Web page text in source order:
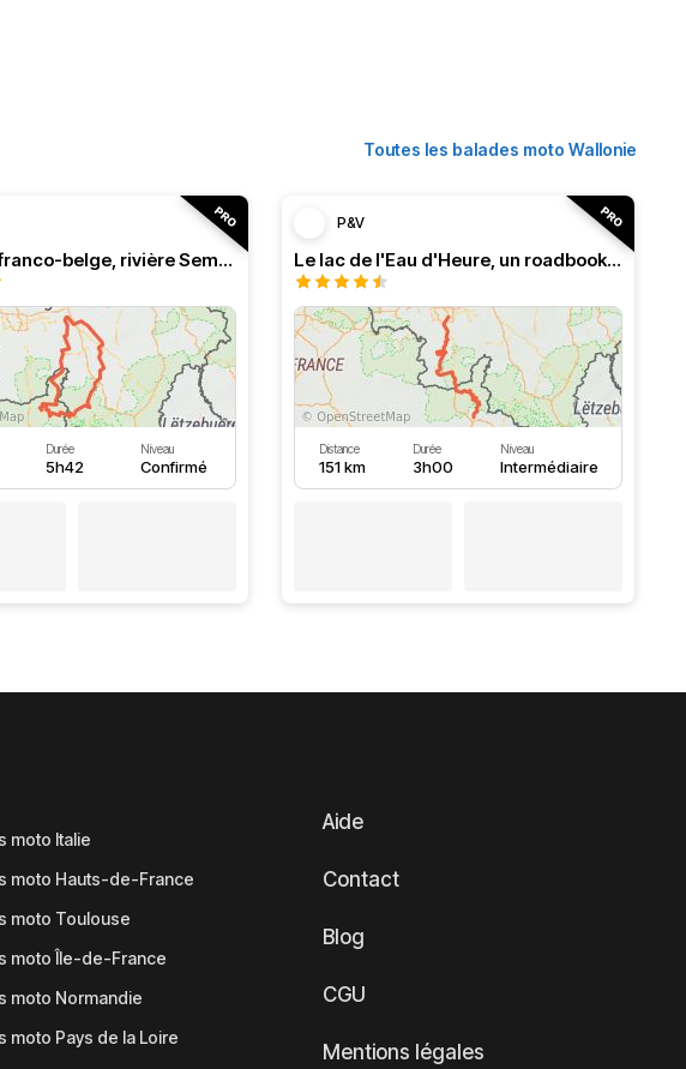
Toutes les balades moto Wallonie
Roadbook franco-belge, rivière Semois dans les Ardennes
Durée
5h42
Niveau
Confirmé
P&V
Le lac de l'Eau d'Heure, un roadbook rafraîchissant
Distance
151 km
Durée
3h00
Niveau
Intermédiaire
moto Italie
moto Hauts-de-France
moto Toulouse
moto Île-de-France
moto Normandie
moto Pays de la Loire
Aide
Contact
Blog
CGU
Mentions légales